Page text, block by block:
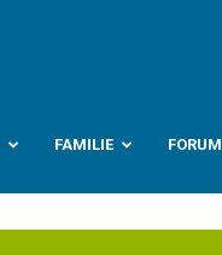
FAMILIE FORUM